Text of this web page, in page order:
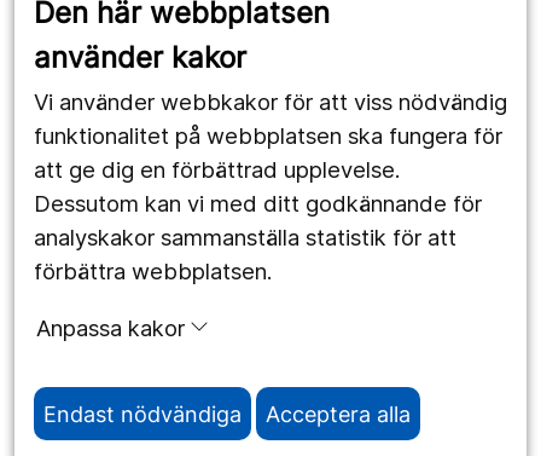
Den här webbplatsen
använder kakor
Vi använder webbkakor för att viss nödvändig
funktionalitet på webbplatsen ska fungera för
att ge dig en förbättrad upplevelse.
Dessutom kan vi med ditt godkännande för
analyskakor sammanställa statistik för att
förbättra webbplatsen.
Anpassa kakor
Endast nödvändiga Acceptera alla
1177.se
Region Örebro län
Följ oss
Facebook